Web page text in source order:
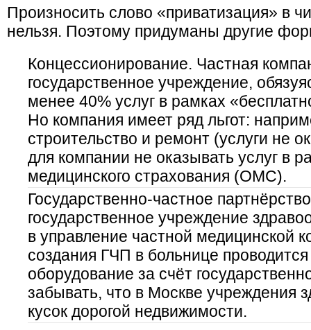
Произносить слово «приватизация» в
нельзя. Поэтому придуманы другие
Концессионирование. Частная
государственное учреждение,
менее 40% услуг в рамках
Но компания имеет ряд льгот:
строительство и ремонт (услуги не
для компании не оказывать услуг в
медицинского страхования (ОМС).
Государственно-частное
государственное учреждение
в управление частной медицинской
создания ГЧП в больнице
оборудование за счёт
забывать, что в Москве учреждения
кусок дорогой недвижимости.